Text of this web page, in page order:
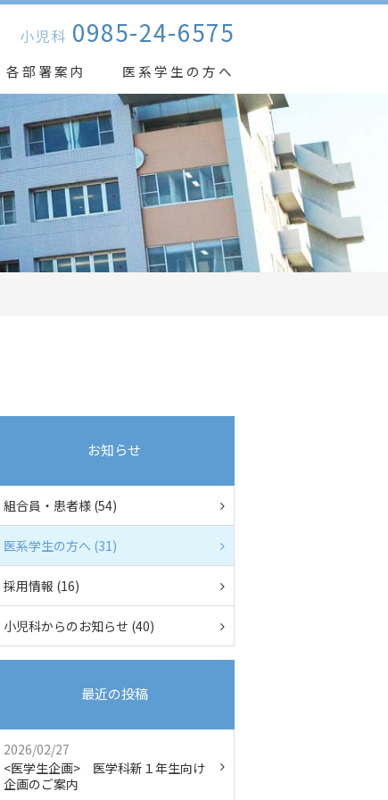
小児科 0985-24-6575
各部署案内 医系学生の方へ
お知らせ
組合員・患者様 (54)
医系学生の方へ (31)
採用情報 (16)
小児科からのお知らせ (40)
最近の投稿
2026/02/27
<医学生企画> 医学科新１年生向け
企画のご案内